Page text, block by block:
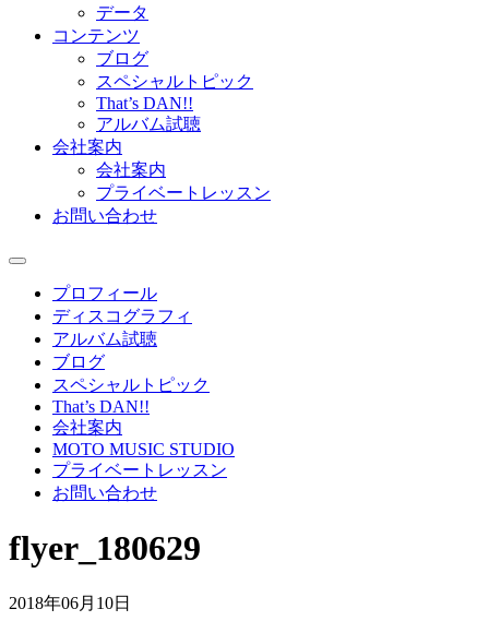
データ
コンテンツ
ブログ
スペシャルトピック
That’s DAN!!
アルバム試聴
会社案内
会社案内
プライベートレッスン
お問い合わせ
プロフィール
ディスコグラフィ
アルバム試聴
ブログ
スペシャルトピック
That’s DAN!!
会社案内
MOTO MUSIC STUDIO
プライベートレッスン
お問い合わせ
flyer_180629
2018年06月10日